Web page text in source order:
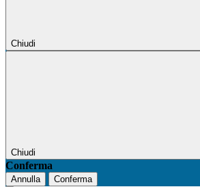
Chiudi
Chiudi
Conferma
Annulla Conferma